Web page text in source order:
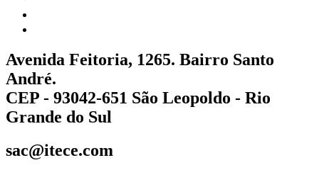
Avenida Feitoria, 1265. Bairro Santo
André.
CEP - 93042-651 São Leopoldo - Rio
Grande do Sul
sac@itece.com